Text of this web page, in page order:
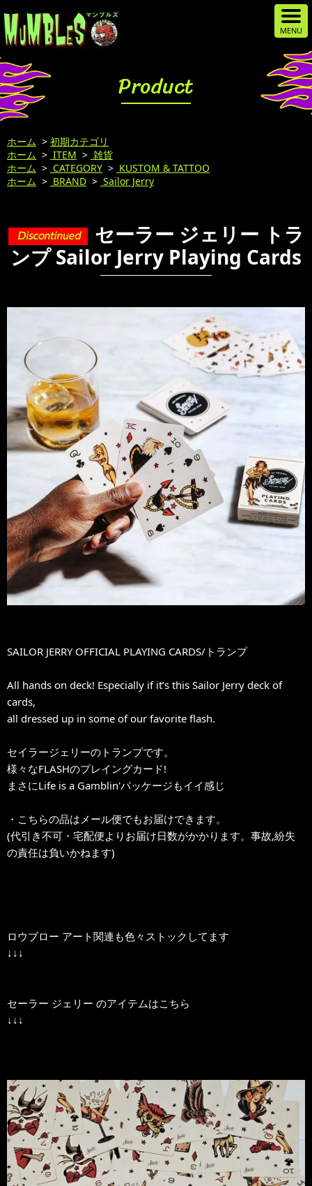
Product
ホーム > 初期カテゴリ
ホーム > ITEM > 雑貨
ホーム > CATEGORY > KUSTOM & TATTOO
ホーム > BRAND > Sailor Jerry
セーラー ジェリー トラ
ンプ Sailor Jerry Playing Cards
SAILOR JERRY OFFICIAL PLAYING CARDS/トランプ
All hands on deck! Especially if it’s this Sailor Jerry deck of
cards,
all dressed up in some of our favorite flash.
セイラージェリーのトランプです。
様々なFLASHのプレイングカード!
まさにLife is a Gamblin'パッケージもイイ感じ
・こちらの品はメール便でもお届けできます。
(代引き不可・宅配便よりお届け日数がかかります。事故,紛失
の責任は負いかねます)
ロウブロー アート関連も色々ストックしてます
↓↓↓
セーラー ジェリー のアイテムはこちら
↓↓↓